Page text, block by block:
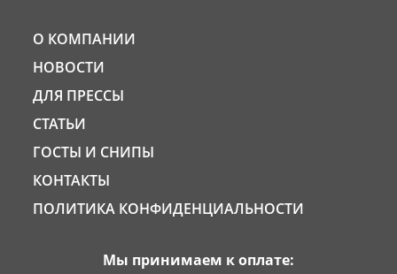
О КОМПАНИИ
НОВОСТИ
ДЛЯ ПРЕССЫ
СТАТЬИ
ГОСТЫ И СНИПЫ
КОНТАКТЫ
ПОЛИТИКА КОНФИДЕНЦИАЛЬНОСТИ
Мы принимаем к оплате: